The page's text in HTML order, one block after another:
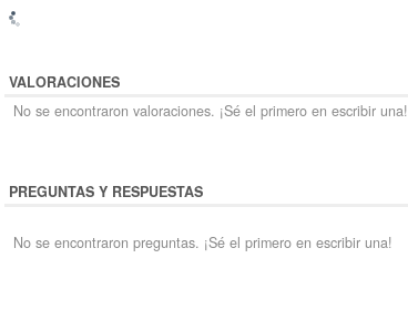
VALORACIONES
No se encontraron valoraciones. ¡Sé el primero en escribir una!
PREGUNTAS Y RESPUESTAS
No se encontraron preguntas. ¡Sé el primero en escribir una!